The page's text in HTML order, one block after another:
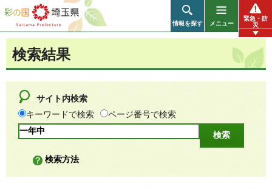
彩の国 埼玉県
情報を探す メニュー
緊急・防
災
検索結果
サイト内検索
キーワードで検索
ページ番号で検索
検索方法